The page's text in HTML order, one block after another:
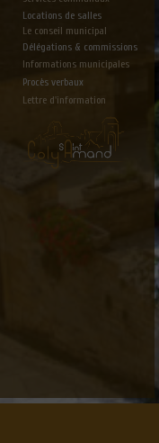
Locations de salles
Le conseil municipal
Délégations & commissions
Informations municipales
Lettre d'information
Procès verbaux